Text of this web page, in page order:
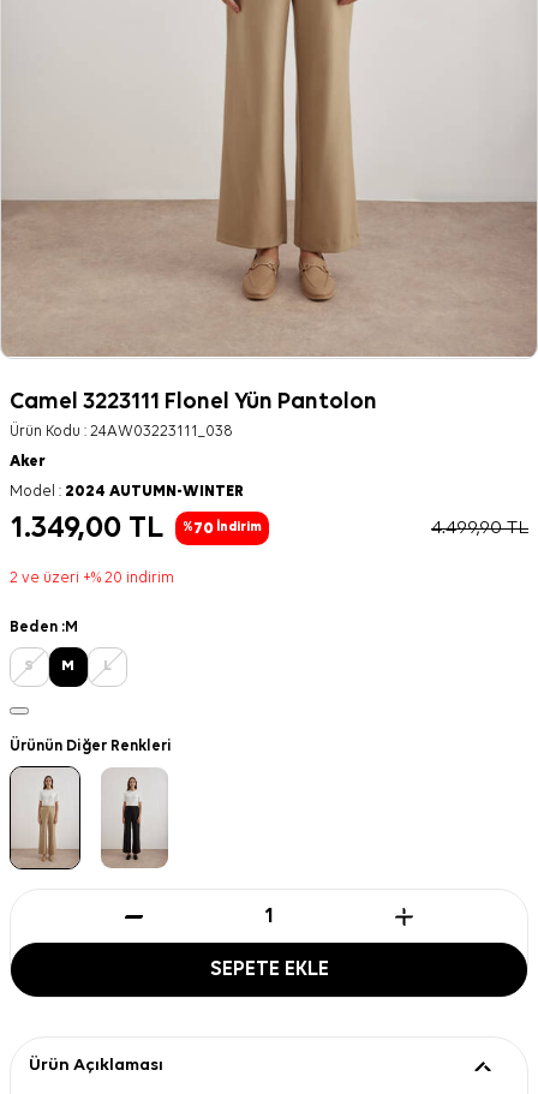
Camel 3223111 Flonel Yün Pantolon
Ürün Kodu : 24AW03223111_038
Aker
Model : 2024 AUTUMN-WINTER
1.349,00 TL %70 İndirim 4.499,90TL
2 ve üzeri +% 20 indirim
Beden :M
S M L
Ürünün Diğer Renkleri
SEPETE EKLE
Ürün Açıklaması